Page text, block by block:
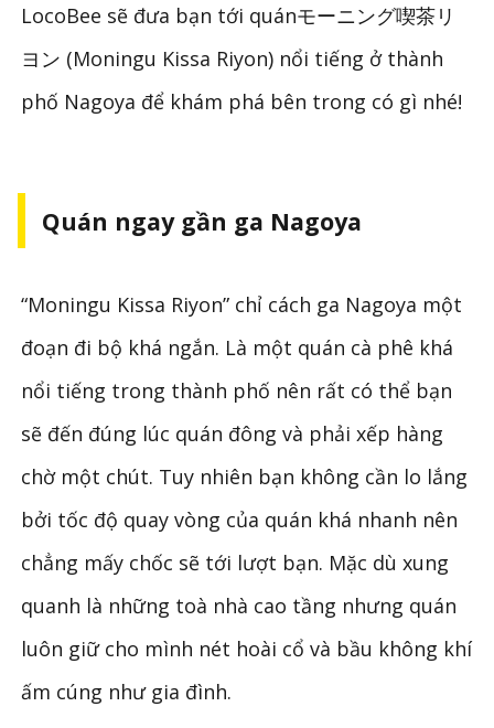
LocoBee sẽ đưa bạn tới quánモーニング喫茶リ
ヨン (Moningu Kissa Riyon) nổi tiếng ở thành
phố Nagoya để khám phá bên trong có gì nhé!
Quán ngay gần ga Nagoya
“Moningu Kissa Riyon” chỉ cách ga Nagoya một
đoạn đi bộ khá ngắn. Là một quán cà phê khá
nổi tiếng trong thành phố nên rất có thể bạn
sẽ đến đúng lúc quán đông và phải xếp hàng
chờ một chút. Tuy nhiên bạn không cần lo lắng
bởi tốc độ quay vòng của quán khá nhanh nên
chẳng mấy chốc sẽ tới lượt bạn. Mặc dù xung
quanh là những toà nhà cao tầng nhưng quán
luôn giữ cho mình nét hoài cổ và bầu không khí
ấm cúng như gia đình.